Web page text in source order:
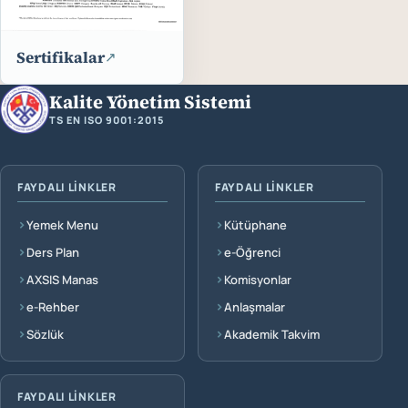
Öğrenci İşleri Daire Başkanlığı
Personel Daire Başkanlığı
Sağlik, Kültür ve Spor Daire Başkanlığı
Türk Dünyası Stratejik Araştırmalar Merkezi
Sürekli Eğitim Merkezi
Sertifikalar↗
Kalite Yönetim Sistemi
TS EN ISO 9001:2015
Faydalı Linkler
FAYDALI LINKLER
Yemek Menu
Ders Plan
AXSIS Manas
e-Rehber
Sözlük
FAYDALI LINKLER
Kütüphane
e-Öğrenci
Komisyonlar
Anlaşmalar
Akademik Takvim
FAYDALI LINKLER